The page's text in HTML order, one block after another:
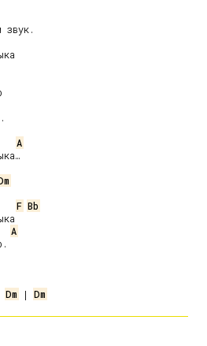
A
F Bb
A
Dm | Dm